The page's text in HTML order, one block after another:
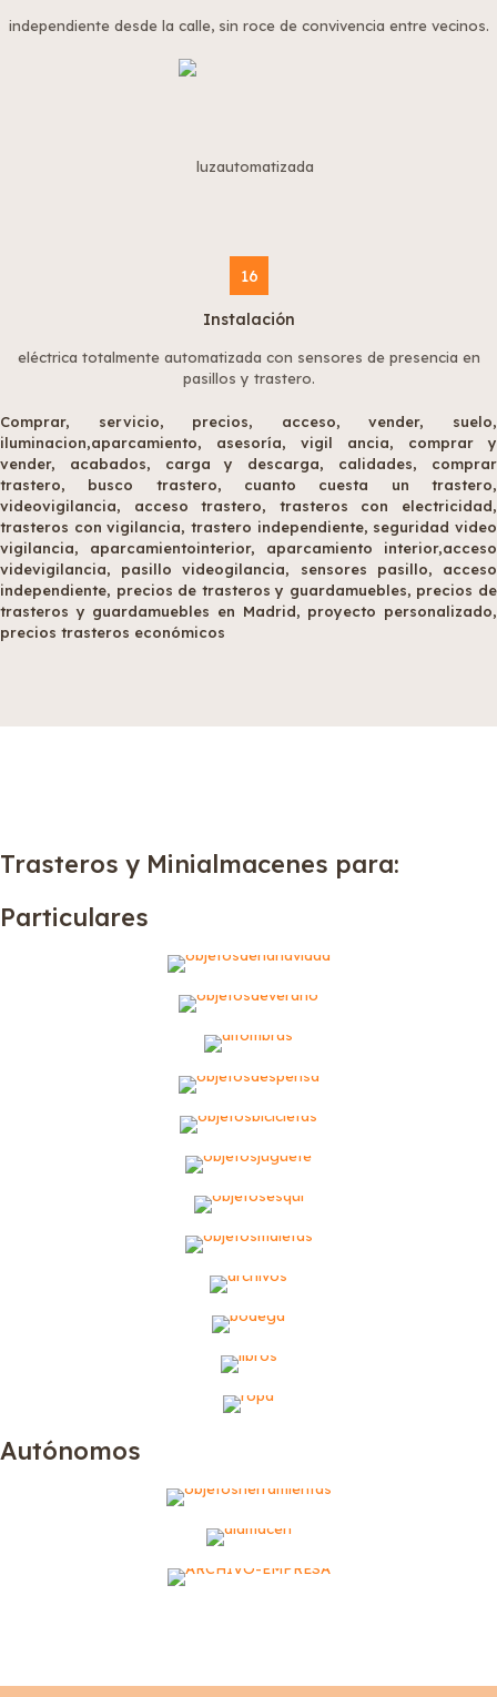
independiente desde la calle, sin roce de convivencia entre vecinos.
16
Instalación
eléctrica totalmente automatizada con sensores de presencia en
pasillos y trastero.
Comprar, servicio, precios, acceso, vender, suelo,
iluminacion,aparcamiento, asesoría, vigil ancia, comprar y
vender, acabados, carga y descarga, calidades, comprar
trastero, busco trastero, cuanto cuesta un trastero,
videovigilancia, acceso trastero, trasteros con electricidad,
trasteros con vigilancia, trastero independiente, seguridad video
vigilancia, aparcamientointerior, aparcamiento interior,acceso
videvigilancia, pasillo videogilancia, sensores pasillo, acceso
independiente, precios de trasteros y guardamuebles, precios de
trasteros y guardamuebles en Madrid, proyecto personalizado,
precios trasteros económicos
Trasteros y Minialmacenes para:
ParticularesObjetos de Navidad
Objetos de Verano
Alfombras
Despensa
Bicicletas
Juguetes
Esquíes
Maletas
Juguetes
Bodegas
Libros
Ropa
Autónomos
Almacén
Archivo Empresa